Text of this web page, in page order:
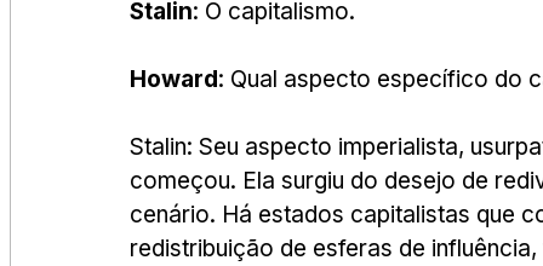
Stalin: O capitalismo.
Howard: Qual aspecto específico do
Stalin: Seu aspecto imperialista,
começou. Ela surgiu do desejo de
cenário. Há estados capitalistas que
redistribuição de esferas de